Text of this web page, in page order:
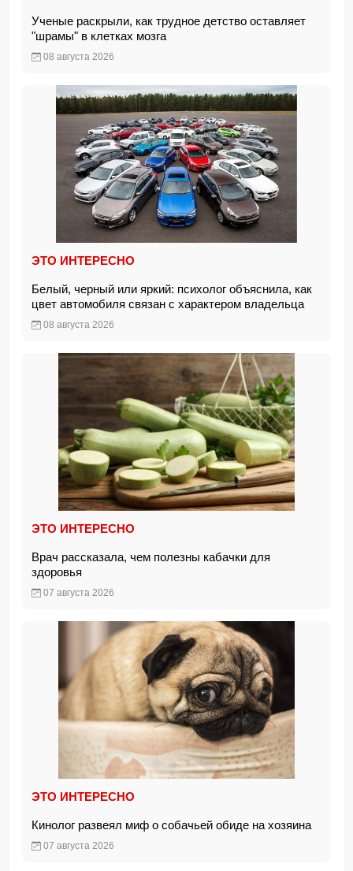
Ученые раскрыли, как трудное детство оставляет
"шрамы" в клетках мозга
08 августа 2026
ЭТО ИНТЕРЕСНО
Белый, черный или яркий: психолог объяснила, как
цвет автомобиля связан с характером владельца
08 августа 2026
ЭТО ИНТЕРЕСНО
Врач рассказала, чем полезны кабачки для
здоровья
07 августа 2026
ЭТО ИНТЕРЕСНО
Кинолог развеял миф о собачьей обиде на хозяина
07 августа 2026